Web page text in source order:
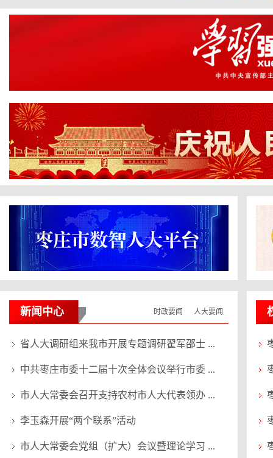
关于修改《枣庄市制定地方性法
规条例》的决定将施行
新闻中心 人大要闻
时政要闻
省人大调研组来我市开展专题调研翟军邵士 ...
中共枣庄市委十二届十次全体会议举行市委 ...
市人大常委会召开支持农村市人大代表领办 ...
李玉森开展“两个联系”活动
市人大常委会党组（扩大）会议暨理论学习 ...